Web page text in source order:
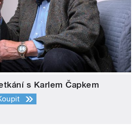
s Karlem Čapkem